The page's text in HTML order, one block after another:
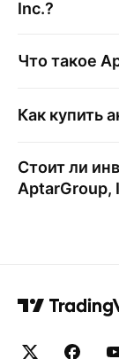
Inc.?
Что такое
Как купить
Стоит ли
AptarGroup,